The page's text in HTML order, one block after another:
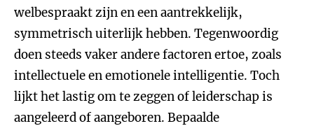
welbespraakt zijn en een aantrekkelijk,
symmetrisch uiterlijk hebben. Tegenwoordig
doen steeds vaker andere factoren ertoe, zoals
intellectuele en emotionele intelligentie. Toch
lijkt het lastig om te zeggen of leiderschap is
aangeleerd of aangeboren. Bepaalde